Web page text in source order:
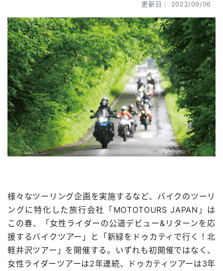
更新日： 2022/09/06
様々なツーリング企画を実施するなど、バイクのツーリ
ングに特化した旅行会社「MOTOTOURS JAPAN」は
この春、「女性ライダーの公道デビュー&リターンを応
援するバイクツアー」と「新緑をドゥカティで行く！北
軽井沢ツアー」を開催する。いずれも初開催ではなく、
女性ライダーツアーは2年連続、ドゥカティツアーは3年